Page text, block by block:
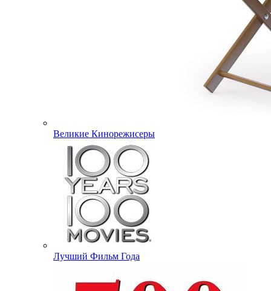
Великие Кинорежисеры
Лучший Фильм Года